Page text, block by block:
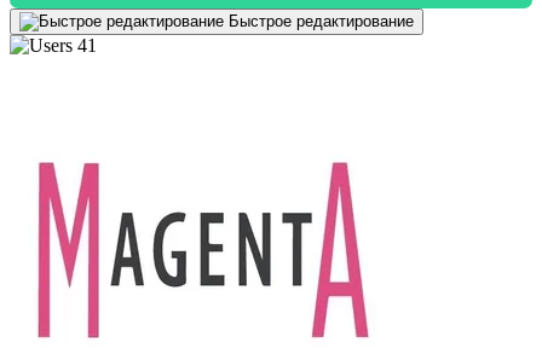
Быстрое редактирование
41